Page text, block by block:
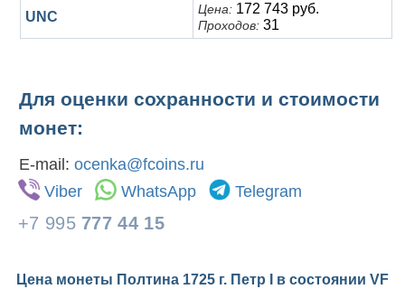
UNC Цена: 172 743 руб.
Проходов: 31
Для оценки сохранности и стоимости
монет:
E-mail: ocenka@fcoins.ru
Viber
WhatsApp Telegram
+7 995 777 44 15
Цена монеты Полтина 1725 г. Петр I в состоянии VF